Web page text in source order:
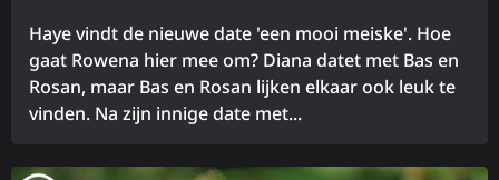
Haye vindt de nieuwe date 'een mooi meiske'. Hoe
gaat Rowena hier mee om? Diana datet met Bas en
Rosan, maar Bas en Rosan lijken elkaar ook leuk te
vinden. Na zijn innige date met...